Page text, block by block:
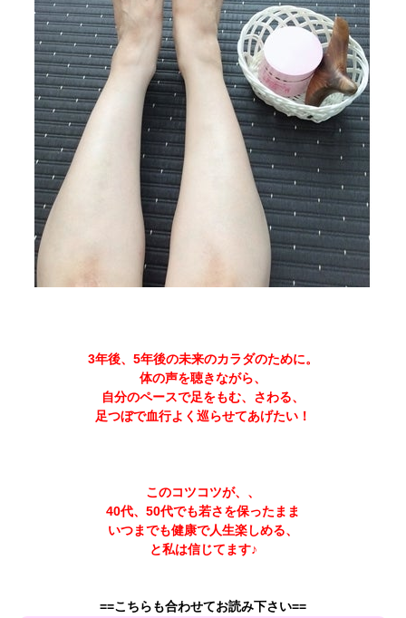
3年後、5年後の未来のカラダのために。
体の声を聴きながら、
自分のペースで足をもむ、さわる、
足つぼで血行よく巡らせてあげたい！
このコツコツが、、
40代、50代でも若さを保ったまま
いつまでも健康で人生楽しめる、
と私は信じてます♪
==こちらも合わせてお読み下さい==